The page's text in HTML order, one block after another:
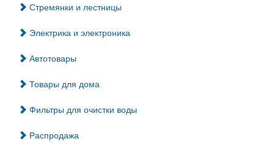
Стремянки и лестницы
Электрика и электроника
Автотовары
Товары для дома
Фильтры для очистки воды
Распродажа